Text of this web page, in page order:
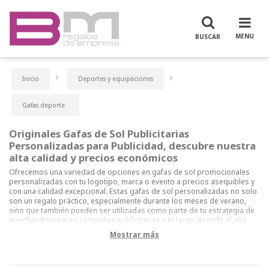
Inicio Deportes y equipaciones
Gafas deporte
Originales Gafas de Sol Publicitarias
Personalizadas para Publicidad, descubre nuestra
alta calidad y precios económicos
Ofrecemos una variedad de opciones en gafas de sol promocionales
personalizadas con tu logotipo, marca o evento a precios asequibles y
con una calidad excepcional. Estas gafas de sol personalizadas no solo
son un regalo práctico, especialmente durante los meses de verano,
sino que también pueden ser utilizadas como parte de tu estrategia de
merchandising o en campañas publicitarias a lo largo de todo el año.
Tenemos una gran variedad de modelos de gafas de sol
promocionales, que incluyen opciones con protección UV400 y
Mostrar más